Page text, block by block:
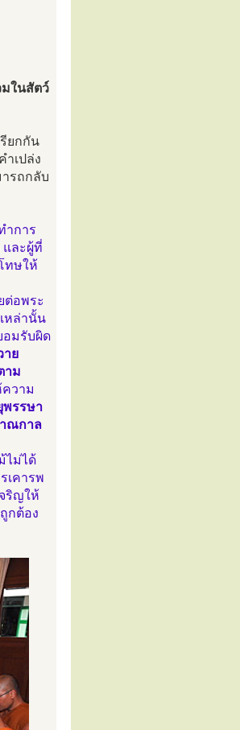
มในสัตว์
ยกกัน
เปล่ง
รถกลับ
ำการ
และผู้ที่
ทษให้
ต่อพระ
หล่านั้น
อมรับผิด
าย
าม
วาม
พรรษา
ณกาล
ไม่ได้
เคารพ
ริญให้
กต้อง